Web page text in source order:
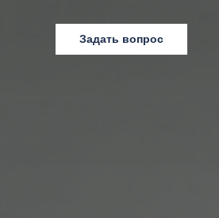
Задать вопрос